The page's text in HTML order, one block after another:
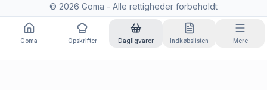
© 2026 Goma - Alle rettigheder forbeholdt
Goma Opskrifter Dagligvarer Indkøbslisten Mere